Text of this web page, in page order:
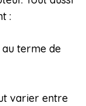
:
au terme de
varier entre